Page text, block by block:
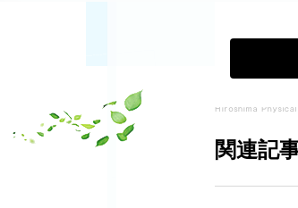
関連記